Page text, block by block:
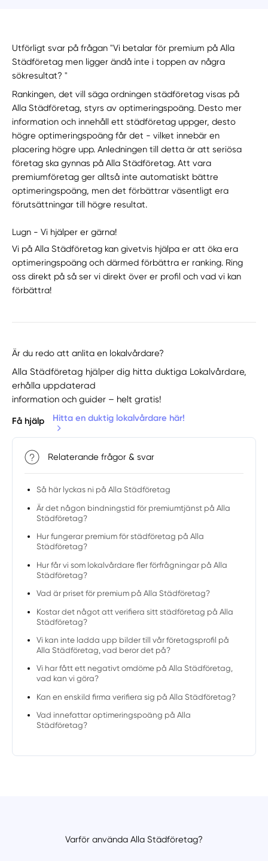
Utförligt svar på frågan "Vi betalar för premium på Alla
Städföretag men ligger ändå inte i toppen av några
sökresultat? "
Rankingen, det vill säga ordningen städföretag visas på
Alla Städföretag, styrs av optimeringspoäng. Desto mer
information och innehåll ett städföretag uppger, desto
högre optimeringspoäng får det - vilket innebär en
placering högre upp. Anledningen till detta är att seriösa
företag ska gynnas på Alla Städföretag. Att vara
premiumföretag ger alltså inte automatiskt bättre
optimeringspoäng, men det förbättrar väsentligt era
förutsättningar till högre resultat.
Lugn - Vi hjälper er gärna!
Vi på Alla Städföretag kan givetvis hjälpa er att öka era
optimeringspoäng och därmed förbättra er ranking. Ring
oss direkt på så ser vi direkt över er profil och vad vi kan
förbättra!
Är du redo att anlita en lokalvårdare?
Alla Städföretag hjälper dig hitta duktiga Lokalvårdare,
erhålla uppdaterad
information och guider – helt gratis!
Få hjälp Hitta en duktig lokalvårdare här!
Relaterande frågor & svar
Så här lyckas ni på Alla Städföretag
Är det någon bindningstid för premiumtjänst på Alla
Städföretag?
Hur fungerar premium för städföretag på Alla
Städföretag?
Hur får vi som lokalvårdare fler förfrågningar på Alla
Städföretag?
Vad är priset för premium på Alla Städföretag?
Kostar det något att verifiera sitt städföretag på Alla
Städföretag?
Vi kan inte ladda upp bilder till vår företagsprofil på
Alla Städföretag, vad beror det på?
Vi har fått ett negativt omdöme på Alla Städföretag,
vad kan vi göra?
Kan en enskild firma verifiera sig på Alla Städföretag?
Vad innefattar optimeringspoäng på Alla
Städföretag?
Varför använda Alla Städföretag?